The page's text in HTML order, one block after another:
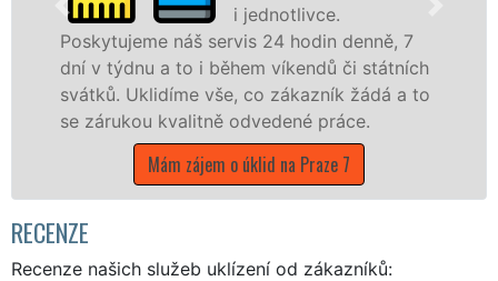
i jednotlivce.
náš servis 24 hodin denně, 7
a to i během víkendů či státních
vše, co zákazník žádá a to
kvalitně odvedené práce.
Mám zájem o úklid na Praze 7
nabízíme
státní
hlavním
RECENZE
Recenze našich služeb uklízení od zákazníků: